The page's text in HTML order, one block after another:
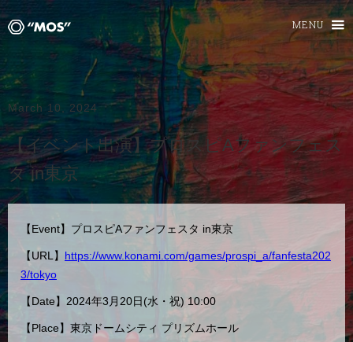
MENU
March 10, 2024
【イベント出演】プロスピAファンフェス
タ in東京
【Event】プロスピAファンフェスタ in東京
【URL】 https://www.konami.com/games/prospi_a/fanfesta202
3/tokyo
【Date】2024年3月20日(水・祝) 10:00
【Place】東京ドームシティ プリズムホール